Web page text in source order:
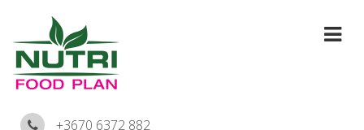
+3670 6372 882